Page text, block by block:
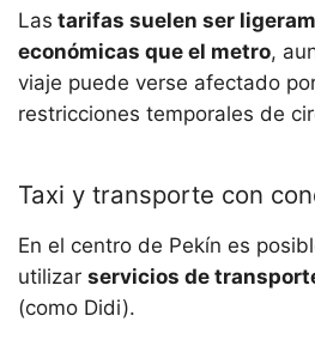
Las tarifas suelen ser
económicas que el metro,
viaje puede verse afectado
restricciones temporales de
Taxi y transporte con
En el centro de Pekín es
utilizar servicios de
(como Didi).